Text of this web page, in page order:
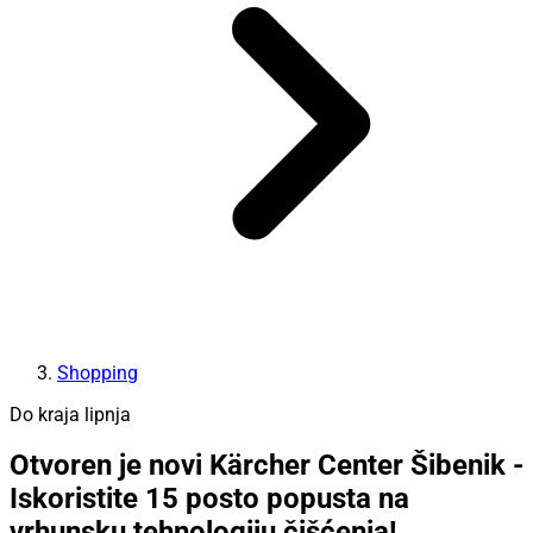
Shopping
Do kraja lipnja
Otvoren je novi Kärcher Center Šibenik -
Iskoristite 15 posto popusta na